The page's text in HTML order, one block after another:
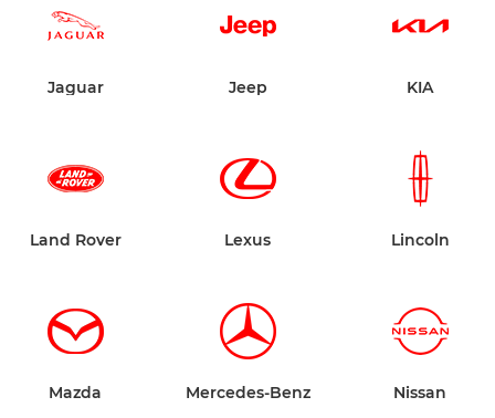
Jaguar Jeep KIA
Land Rover Lexus Lincoln
Mazda Mercedes-Benz Nissan